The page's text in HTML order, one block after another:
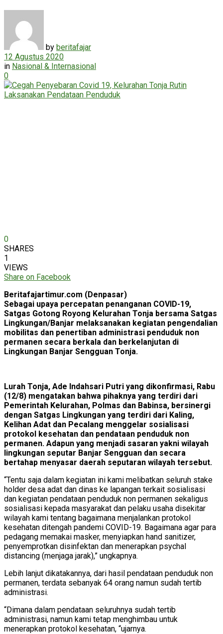
by beritafajar
12 Agustus 2020
in Nasional & Internasional
0
0
SHARES
1
VIEWS
Share on Facebook
Beritafajartimur.com (Denpasar)
Sebagai upaya percepatan penanganan COVID-19,
Satgas Gotong Royong Kelurahan Tonja bersama Satgas
Lingkungan/Banjar melaksanakan kegiatan pengendalian
mobilitas dan penertiban administrasi penduduk non
permanen secara berkala dan berkelanjutan di
Lingkungan Banjar Sengguan Tonja.
Lurah Tonja, Ade Indahsari Putri yang dikonfirmasi, Rabu
(12/8) mengatakan bahwa pihaknya yang terdiri dari
Pemerintah Kelurahan, Polmas dan Babinsa, bersinergi
dengan Satgas Lingkungan yang terdiri dari Kaling,
Kelihan Adat dan Pecalang menggelar sosialisasi
protokol kesehatan dan pendataan penduduk non
permanen. Adapun yang menjadi sasaran yakni wilayah
lingkungan seputar Banjar Sengguan dan secara
bertahap menyasar daerah seputaran wilayah tersebut.
“Tentu saja dalam kegiatan ini kami melibatkan seluruh stake
holder desa adat dan dinas ke lapangan terkait sosialisasi
dan kegiatan pendataan penduduk non permanen sekaligus
sosialisasi kepada masyarakat dan pelaku usaha disekitar
wilayah kami tentang bagaimana menjalankan protokol
kesehatan ditengah pandemi COVID-19. Bagaimana agar para
pedagang memakai masker, menyiapkan hand sanitizer,
penyemprotkan disinfektan dan menerapkan psychal
distancing (menjaga jarak),” ungkapnya.
Lebih lanjut dikatakannya, dari hasil pendataan penduduk non
permanen, terdata sebanyak 64 orang namun sudah tertib
administrasi.
“Dimana dalam pendataan seluruhnya sudah tertib
administrasi, namun kami tetap menghimbau untuk
menerapkan protokol kesehatan, “ujarnya.